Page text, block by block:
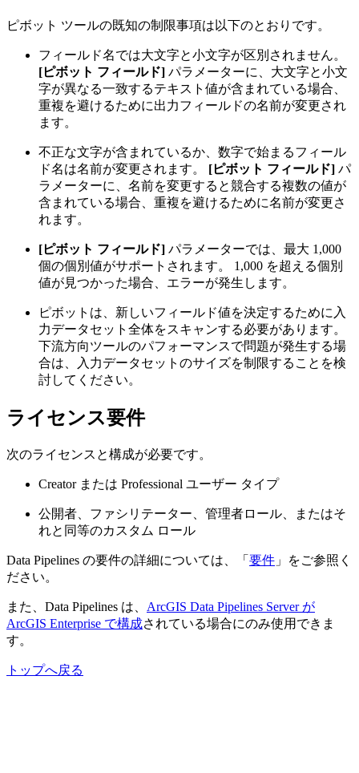
ピボット ツールの既知の制限事項は以下のとおりです。
フィールド名では大文字と小文字が区別されません。
[ピボット フィールド] パラメーターに、大文字と小文
字が異なる一致するテキスト値が含まれている場合、
重複を避けるために出力フィールドの名前が変更され
ます。
不正な文字が含まれているか、数字で始まるフィール
ド名は名前が変更されます。 [ピボット フィールド] パ
ラメーターに、名前を変更すると競合する複数の値が
含まれている場合、重複を避けるために名前が変更さ
れます。
[ピボット フィールド] パラメーターでは、最大 1,000
個の個別値がサポートされます。 1,000 を超える個別
値が見つかった場合、エラーが発生します。
ピボットは、新しいフィールド値を決定するために入
力データセット全体をスキャンする必要があります。
下流方向ツールのパフォーマンスで問題が発生する場
合は、入力データセットのサイズを制限することを検
討してください。
ライセンス要件
次のライセンスと構成が必要です。
Creator または Professional ユーザー タイプ
公開者、ファシリテーター、管理者ロール、またはそ
れと同等のカスタム ロール
Data Pipelines の要件の詳細については、「 要件 」をご参照く
ださい。
また、Data Pipelines は、 ArcGIS Data Pipelines Server が
ArcGIS Enterprise で構成されている場合にのみ使用できま
す。
トップへ戻る